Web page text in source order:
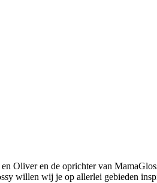
Oliver en de oprichter van
willen wij je op allerlei gebieden